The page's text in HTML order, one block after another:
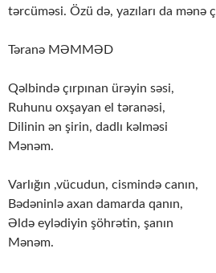
tərcüməsi. Özü də, yazıları da mənə
Təranə MƏMMƏD
Qəlbində çırpınan ürəyin səsi,
Ruhunu oxşayan el təranəsi,
Dilinin ən şirin, dadlı kəlməsi
Mənəm.
Varlığın ,vücudun, cismində canın,
Bədəninlə axan damarda qanın,
Əldə eylədiyin şöhrətin, şanın
Mənəm.